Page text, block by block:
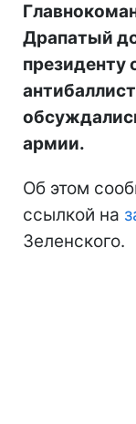
Драпатый
президенту
армии.
Об этом
ссылкой на
Зеленского.